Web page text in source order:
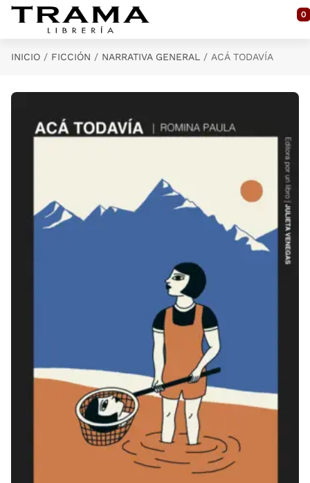
Saltar al contenido principal
0
INICIO FICCIÓN NARRATIVA GENERAL ACÁ TODAVÍA